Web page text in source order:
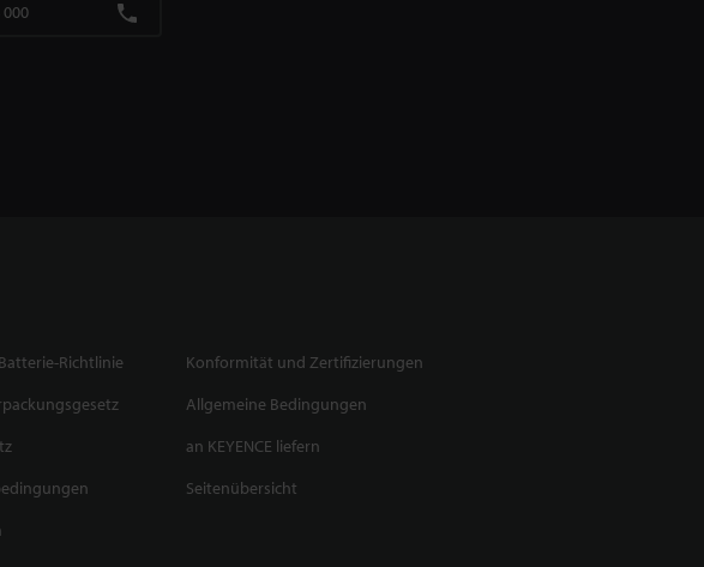
000
Richtlinie
Konformität und Zertifizierungen
Allgemeine Bedingungen
an KEYENCE liefern
Seitenübersicht